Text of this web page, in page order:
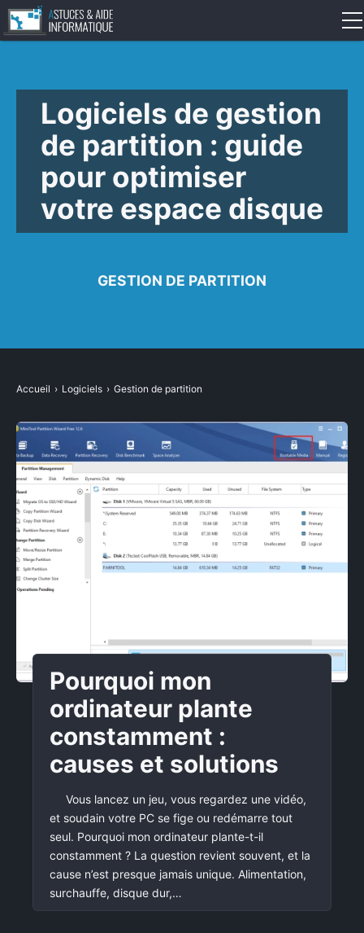
Logiciels de gestion
de partition : guide
pour optimiser
votre espace disque
GESTION DE PARTITION
Accueil › Logiciels › Gestion de partition
Pourquoi mon
ordinateur plante
constamment :
causes et solutions
Vous lancez un jeu, vous regardez une vidéo,
et soudain votre PC se fige ou redémarre tout
seul. Pourquoi mon ordinateur plante-t-il
constamment ? La question revient souvent, et la
cause n’est presque jamais unique. Alimentation,
surchauffe, disque dur,…
Systèmes d’exploitation
Logiciels
Internet
Dépannage
CONTACTER